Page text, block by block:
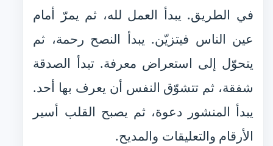
في الطريق. يبدأ العمل لله، ثم يمرّ أمام
عين الناس فيتزيّن. يبدأ النصح رحمة، ثم
يتحوّل إلى استعراض معرفة. تبدأ الصدقة
شفقة، ثم تتشوّق النفس أن يعرف بها أحد.
يبدأ المنشور دعوة، ثم يصبح القلب أسير
الأرقام والتعليقات والمديح.